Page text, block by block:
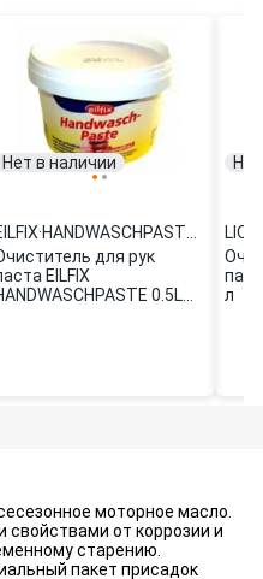
Нет в наличии
·
для рук
EILFIX
0.5L
л
моторное масло.
от коррозии и
старению.
пакет присадок